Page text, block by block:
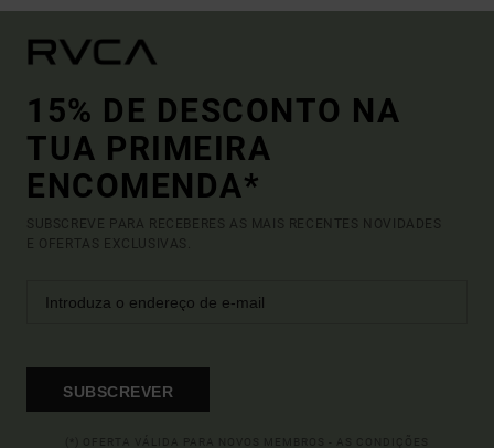
15% DE DESCONTO NA
TUA PRIMEIRA
ENCOMENDA*
SUBSCREVE PARA RECEBERES AS MAIS RECENTES NOVIDADES
E OFERTAS EXCLUSIVAS.
SUBSCREVER